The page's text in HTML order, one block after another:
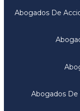
Abogados De
Abogados De